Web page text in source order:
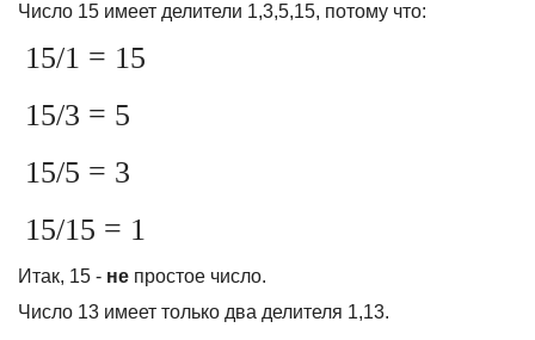
Число 15 имеет делители 1,3,5,15, потому что:
15/1 = 15
15/3 = 5
15/5 = 3
15/15 = 1
Итак, 15 - не простое число.
Число 13 имеет только два делителя 1,13.